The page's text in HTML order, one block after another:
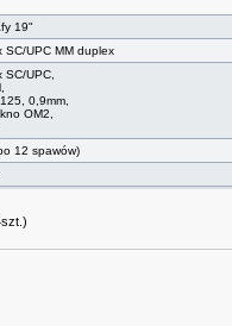
19"
SC/UPC MM duplex
SC/UPC,
0,9mm,
OM2,
12 spawów)